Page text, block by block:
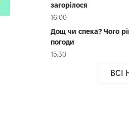
загорілося
16:00
Дощ чи спека? Чого
погоди
15:30
ВСІ